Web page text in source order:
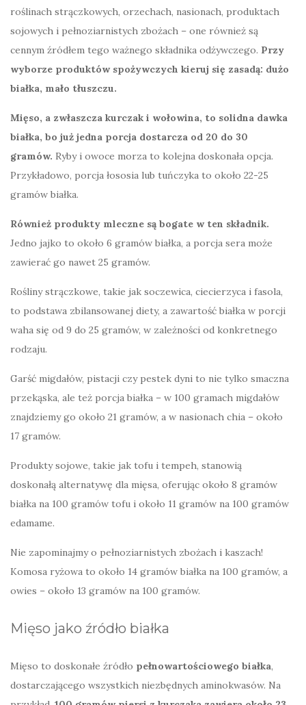
roślinach strączkowych, orzechach, nasionach, produktach
sojowych i pełnoziarnistych zbożach – one również są
cennym źródłem tego ważnego składnika odżywczego. Przy
wyborze produktów spożywczych kieruj się zasadą: dużo
białka, mało tłuszczu.
Mięso, a zwłaszcza kurczak i wołowina, to solidna dawka
białka, bo już jedna porcja dostarcza od 20 do 30
gramów. Ryby i owoce morza to kolejna doskonała opcja.
Przykładowo, porcja łososia lub tuńczyka to około 22-25
gramów białka.
Również produkty mleczne są bogate w ten składnik.
Jedno jajko to około 6 gramów białka, a porcja sera może
zawierać go nawet 25 gramów.
Rośliny strączkowe, takie jak soczewica, ciecierzyca i fasola,
to podstawa zbilansowanej diety, a zawartość białka w porcji
waha się od 9 do 25 gramów, w zależności od konkretnego
rodzaju.
Garść migdałów, pistacji czy pestek dyni to nie tylko smaczna
przekąska, ale też porcja białka – w 100 gramach migdałów
znajdziemy go około 21 gramów, a w nasionach chia – około
17 gramów.
Produkty sojowe, takie jak tofu i tempeh, stanowią
doskonałą alternatywę dla mięsa, oferując około 8 gramów
białka na 100 gramów tofu i około 11 gramów na 100 gramów
edamame.
Nie zapominajmy o pełnoziarnistych zbożach i kaszach!
Komosa ryżowa to około 14 gramów białka na 100 gramów, a
owies – około 13 gramów na 100 gramów.
Mięso jako źródło białka
Mięso to doskonałe źródło pełnowartościowego białka,
dostarczającego wszystkich niezbędnych aminokwasów. Na